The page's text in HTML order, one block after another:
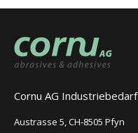
Cornu AG Industriebedarf
Austrasse 5, CH-8505 Pfyn